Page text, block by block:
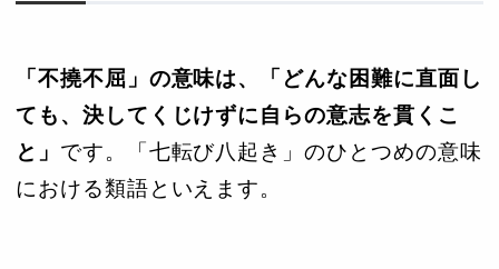
「不撓不屈」の意味は、「どんな困難に直面し
ても、決してくじけずに自らの意志を貫くこ
と」 です。「七転び八起き」のひとつめの意味
における類語といえます。